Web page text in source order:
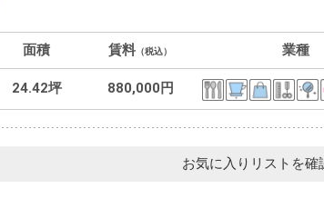
面積 賃料 （税込） 業種
24.42坪 880,000円
お気に入りリストを確